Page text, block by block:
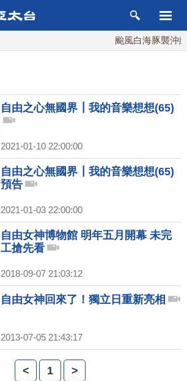
颱風白海豚襲沖繩
自由之心無國界┃我的音樂想想(65)
2021-01-10 22:00:00
自由之心無國界┃我的音樂想想(65)
預告
2021-01-03 22:00:00
自由女神博物館 明年五月開幕 未完
工搶先看
2018-09-07 21:03:12
自由女神回來了！獨立日重新亮相
2013-07-05 21:43:17
< 1 >